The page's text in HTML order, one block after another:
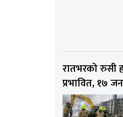
रातभरको रुसी
प्रभावित, १७